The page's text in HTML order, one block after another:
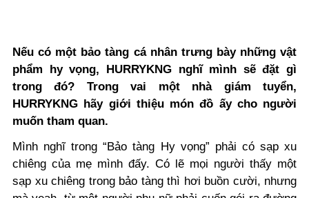
Nếu có một bảo tàng cá nhân trưng bày những vật
phẩm hy vọng, HURRYKNG nghĩ mình sẽ đặt gì
trong đó? Trong vai một nhà giám tuyển,
HURRYKNG hãy giới thiệu món đồ ấy cho người
muốn tham quan.
Mình nghĩ trong “Bảo tàng Hy vọng” phải có sạp xu
chiêng của mẹ mình đấy. Có lẽ mọi người thấy một
sạp xu chiêng trong bảo tàng thì hơi buồn cười, nhưng